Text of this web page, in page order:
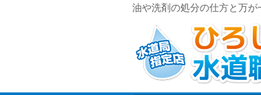
油や洗剤の処分の仕方と万